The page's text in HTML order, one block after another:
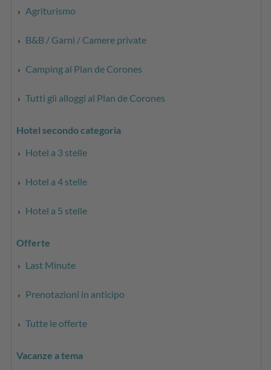
Agriturismo
B&B / Garni / Camere private
Camping al Plan de Corones
Tutti gli alloggi al Plan de Corones
Hotel secondo categoria
Hotel a 3 stelle
Hotel a 4 stelle
Hotel a 5 stelle
Offerte
Last Minute
Prenotazioni in anticipo
Tutte le offerte
Vacanze a tema